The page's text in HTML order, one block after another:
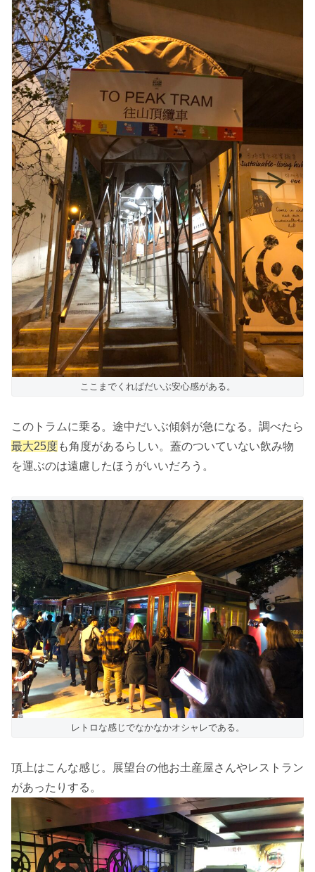
ここまでくればだいぶ安心感がある。
このトラムに乗る。途中だいぶ傾斜が急になる。調べたら
最大25度も角度があるらしい。蓋のついていない飲み物
を運ぶのは遠慮したほうがいいだろう。
レトロな感じでなかなかオシャレである。
頂上はこんな感じ。展望台の他お土産屋さんやレストラン
があったりする。